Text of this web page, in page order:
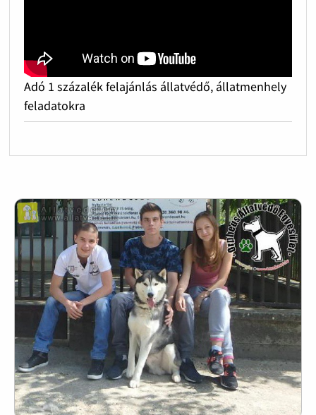
Adó 1 százalék felajánlás állatvédő, állatmenhely
feladatokra